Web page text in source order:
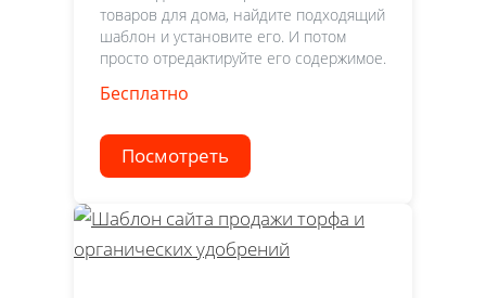
товаров для дома, найдите подходящий
шаблон и установите его. И потом
просто отредактируйте его содержимое.
Бесплатно
Посмотреть